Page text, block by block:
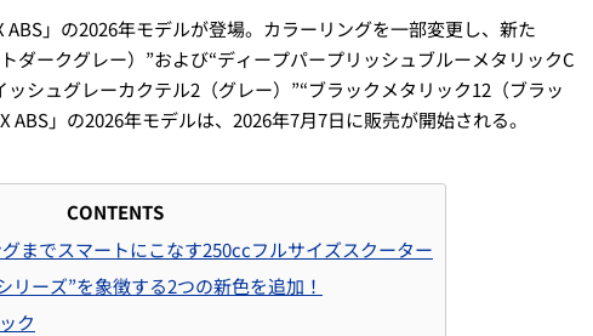
」の2026年モデルが登場。カラーリングを一部変更し、新た
ダークグレー）”および“ディープパープリッシュブルーメタリックC
ッシュグレーカクテル2（グレー）”“ブラックメタリック12（ブラッ
」の2026年モデルは、2026年7月7日に販売が開始される。
CONTENTS
までスマートにこなす250ccフルサイズスクーター
リーズ”を象徴する2つの新色を追加！
ク